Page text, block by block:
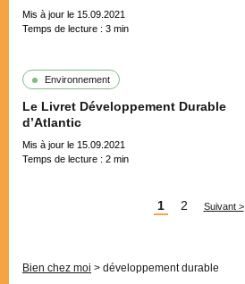
Mis à jour le 15.09.2021
Temps de lecture : 3 min
Environnement
Le Livret Développement Durable
d’Atlantic
Mis à jour le 15.09.2021
Temps de lecture : 2 min
1 2 Suivant >
Bien chez moi > développement durable